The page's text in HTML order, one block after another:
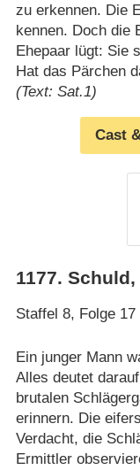
zu erkennen. Die
kennen. Doch die
Ehepaar lügt: Sie
Hat das Pärchen
(Text: Sat.1)
Cast
1177. Schuld,
Staffel 8, Folge 17
Ein junger Mann
Alles deutet
brutalen
erinnern. Die
Verdacht, die
Ermittler